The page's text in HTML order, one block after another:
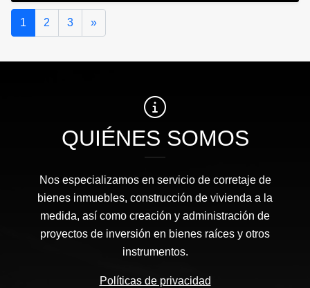
1 2 3 »Siguiente
QUIÉNES SOMOS
Nos especializamos en servicio de corretaje de
bienes inmuebles, construcción de vivienda a la
medida, así como creación y administración de
proyectos de inversión en bienes raíces y otros
instrumentos.
Políticas de privacidad